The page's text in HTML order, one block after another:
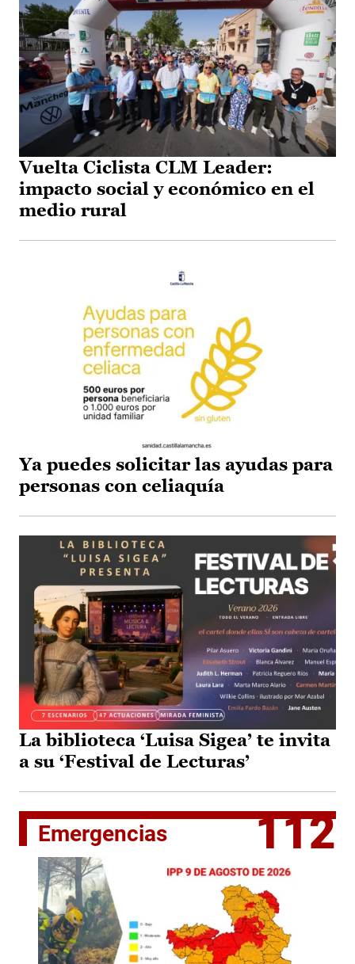
Vuelta Ciclista CLM Leader:
impacto social y económico en el
medio rural
Ya puedes solicitar las ayudas para
personas con celiaquía
La biblioteca ‘Luisa Sigea’ te invita
a su ‘Festival de Lecturas’
Emergencias 112